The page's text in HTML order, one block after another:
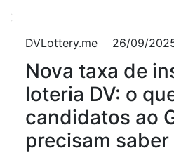
DVLottery.me 26/09/
Nova taxa de
loteria DV: o
candidatos ao
precisam saber